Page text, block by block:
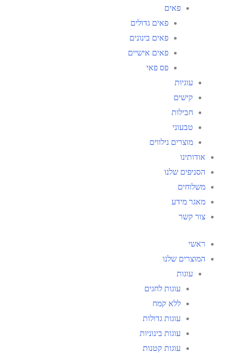
פאים
פאים גדולים
פאים בינונים
פאים אישיים
פס פאי
עוגיות
קישים
חבילות
טבעוני
מוצרים נילווים
אודותינו
הסניפים שלנו
משלוחים
מאגר מידע
צור קשר
ראשי
המוצרים שלנו
עוגות
עוגות לחגים
ללא קמח
עוגות גדולות
עוגות בינוניות
עוגות קטנות